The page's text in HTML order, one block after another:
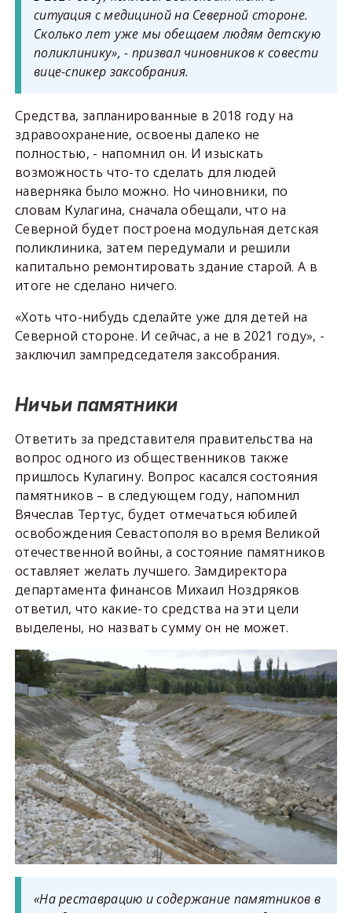
ситуация с медициной на Северной стороне.
Сколько лет уже мы обещаем людям детскую
поликлинику», - призвал чиновников к совести
вице-спикер заксобрания.
Средства, запланированные в 2018 году на
здравоохранение, освоены далеко не
полностью, - напомнил он. И изыскать
возможность что-то сделать для людей
наверняка было можно. Но чиновники, по
словам Кулагина, сначала обещали, что на
Северной будет построена модульная детская
поликлиника, затем передумали и решили
капитально ремонтировать здание старой. А в
итоге не сделано ничего.
«Хоть что-нибудь сделайте уже для детей на
Северной стороне. И сейчас, а не в 2021 году», -
заключил зампредседателя заксобрания.
Ничьи памятники
Ответить за представителя правительства на
вопрос одного из общественников также
пришлось Кулагину. Вопрос касался состояния
памятников – в следующем году, напомнил
Вячеслав Тертус, будет отмечаться юбилей
освобождения Севастополя во время Великой
отечественной войны, а состояние памятников
оставляет желать лучшего. Замдиректора
департамента финансов Михаил Ноздряков
ответил, что какие-то средства на эти цели
выделены, но назвать сумму он не может.
«На реставрацию и содержание памятников в